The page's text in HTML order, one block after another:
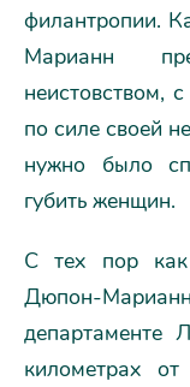
филантропии.
Марианн
неистовством,
по силе своей
нужно было
губить женщин.
С тех пор как
Дюпон-
департаменте
километрах